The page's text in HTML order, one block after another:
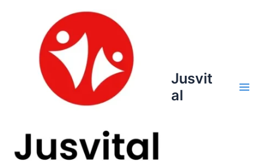
Jusvit
al